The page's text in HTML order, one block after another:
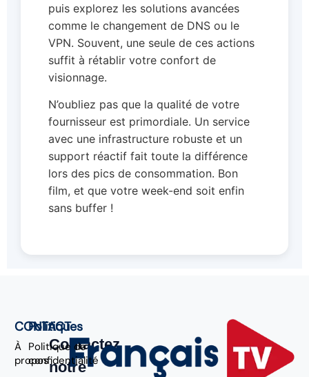
puis explorez les solutions avancées
comme le changement de DNS ou le
VPN. Souvent, une seule de ces actions
suffit à rétablir votre confort de
visionnage.
N’oubliez pas que la qualité de votre
fournisseur est primordiale. Un service
avec une infrastructure robuste et un
support réactif fait toute la différence
lors des pics de consommation. Bon
film, et que votre week-end soit enfin
sans buffer !
CONTACT
À
propos
Politiques
Politique de
confidentialité
Contactez
notre